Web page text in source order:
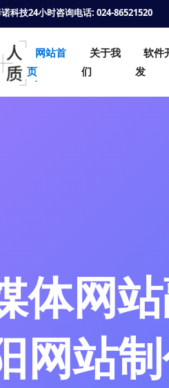
科技24小时咨询电话: 024-86521520
网站首
页
关于我
们
软件
发
体网
网站